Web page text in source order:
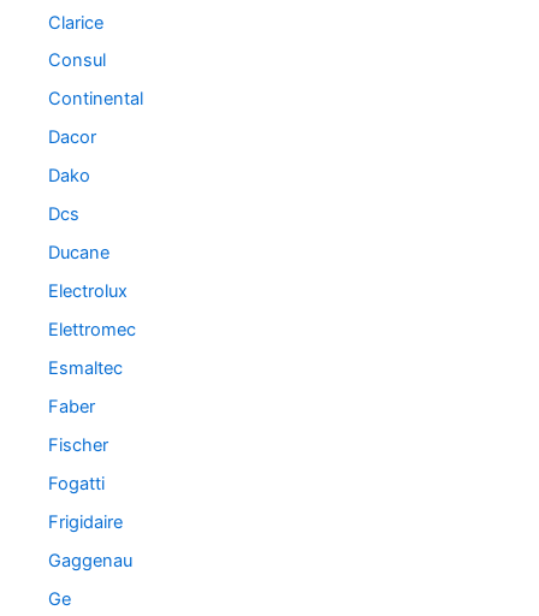
Clarice
Consul
Continental
Dacor
Dako
Dcs
Ducane
Electrolux
Elettromec
Esmaltec
Faber
Fischer
Fogatti
Frigidaire
Gaggenau
Ge